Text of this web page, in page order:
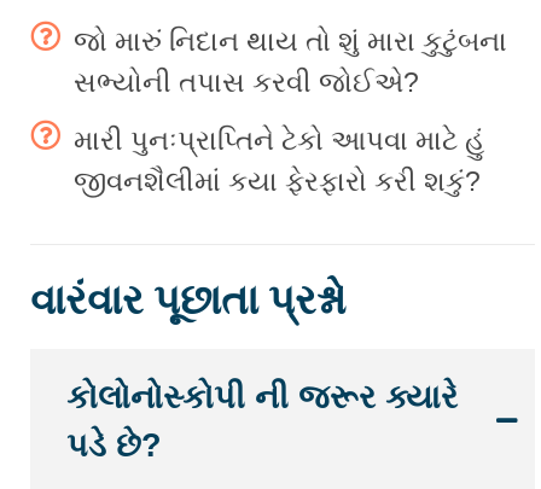
જો મારું નિદાન થાય તો શું મારા કુટુંબના
સભ્યોની તપાસ કરવી જોઈએ?
મારી પુનઃપ્રાપ્તિને ટેકો આપવા માટે હું
જીવનશૈલીમાં કયા ફેરફારો કરી શકું?
વારંવાર પૂછાતા પ્રશ્નો
કોલોનોસ્કોપી ની જરૂર ક્યારે
પડે છે?